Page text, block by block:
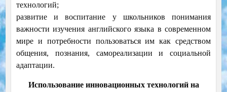
технологий;
развитие и воспитание у школьников понимания
важности изучения английского языка в современном
мире и потребности пользоваться им как средством
общения, познания, самореализации и социальной
адаптации.
Использование инновационных технологий на